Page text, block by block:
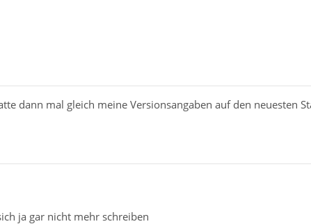
dann mal gleich meine Versionsangaben auf den neuesten
ja gar nicht mehr schreiben